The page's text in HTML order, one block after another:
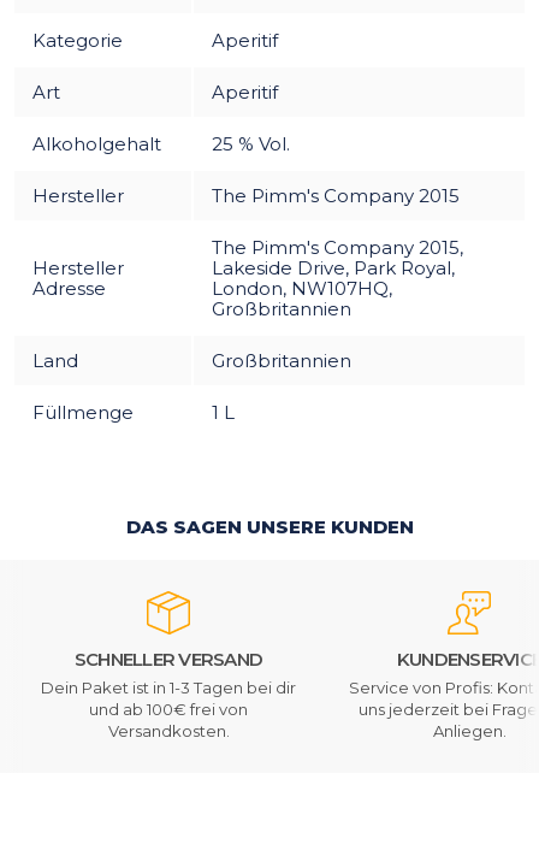
Kategorie Aperitif
Art Aperitif
Alkoholgehalt 25 % Vol.
Hersteller The Pimm's Company 2015
Hersteller
Adresse
The Pimm's Company 2015,
Lakeside Drive, Park Royal,
London, NW107HQ,
Großbritannien
Land Großbritannien
Füllmenge 1 L
DAS SAGEN UNSERE KUNDEN
SCHNELLER VERSAND
Dein Paket ist in 1-3 Tagen bei dir
und ab 100€ frei von
Versandkosten.
Service von Profis:
uns jederzeit bei
Anliegen.